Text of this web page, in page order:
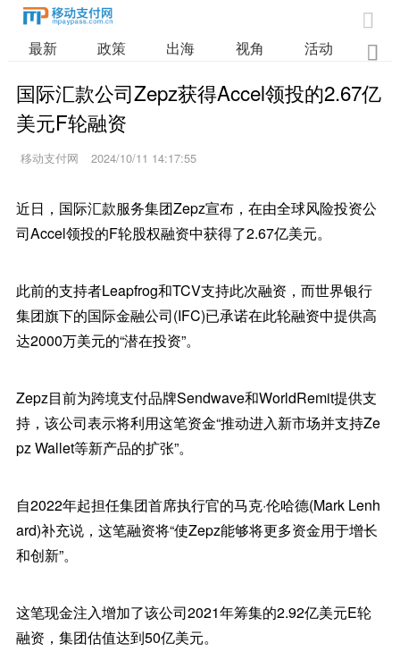

最新 政策 出海 视角 活动 业

国际汇款公司Zepz获得Accel领投的2.67亿
美元F轮融资
移动支付网 2024/10/11 14:17:55
近日，国际汇款服务集团Zepz宣布，在由全球风险投资公
司Accel领投的F轮股权融资中获得了2.67亿美元。
此前的支持者Leapfrog和TCV支持此次融资，而世界银行
集团旗下的国际金融公司(IFC)已承诺在此轮融资中提供高
达2000万美元的“潜在投资”。
Zepz目前为跨境支付品牌Sendwave和WorldRemit提供支
持，该公司表示将利用这笔资金“推动进入新市场并支持Ze
pz Wallet等新产品的扩张”。
自2022年起担任集团首席执行官的马克·伦哈德(Mark Lenh
ard)补充说，这笔融资将“使Zepz能够将更多资金用于增长
和创新”。
这笔现金注入增加了该公司2021年筹集的2.92亿美元E轮
融资，集团估值达到50亿美元。